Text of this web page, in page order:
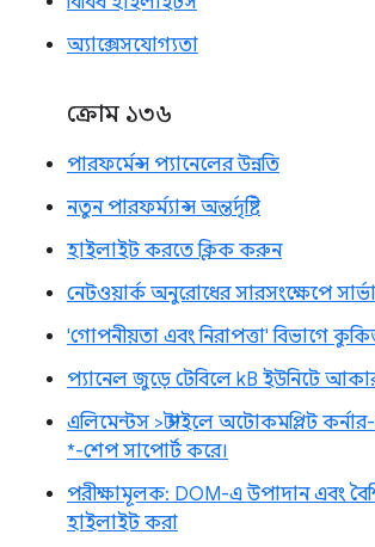
অ্যাক্সেসযোগ্যতা
ক্রোম ১৩৬
পারফর্মেন্স প্যানেলের উন্নতি
নতুন পারফর্ম্যান্স অন্তর্দৃষ্টি
হাইলাইট করতে ক্লিক করুন
নেটওয়ার্ক অনুরোধের সারসংক্ষেপে
'গোপনীয়তা এবং নিরাপত্তা' বিভাগে
প্যানেল জুড়ে টেবিলে kB ইউনিটে
এলিমেন্টস > স্টাইলে অটোকমপ্লিট
*-শেপ সাপোর্ট করে।
পরীক্ষামূলক: DOM-এ উপাদান এবং
হাইলাইট করা